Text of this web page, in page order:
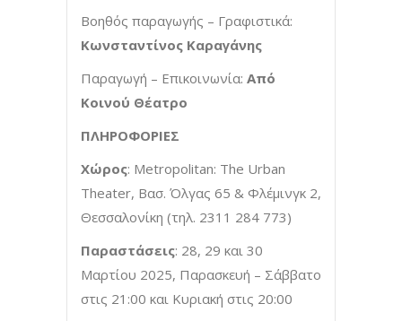
Βοηθός παραγωγής – Γραφιστικά:
Κωνσταντίνος Καραγάνης
Παραγωγή – Επικοινωνία: Από
Κοινού Θέατρο
ΠΛΗΡΟΦΟΡΙΕΣ
Χώρος: Metropolitan: The Urban
Theater, Βασ. Όλγας 65 & Φλέμινγκ 2,
Θεσσαλονίκη (τηλ. 2311 284 773)
Παραστάσεις: 28, 29 και 30
Μαρτίου 2025, Παρασκευή – Σάββατο
στις 21:00 και Κυριακή στις 20:00